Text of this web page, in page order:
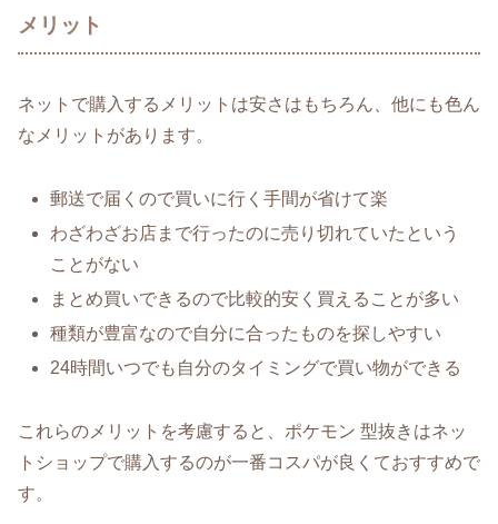
メリット
ネットで購入するメリットは安さはもちろん、他にも色ん
なメリットがあります。
郵送で届くので買いに行く手間が省けて楽
わざわざお店まで行ったのに売り切れていたという
ことがない
まとめ買いできるので比較的安く買えることが多い
種類が豊富なので自分に合ったものを探しやすい
24時間いつでも自分のタイミングで買い物ができる
これらのメリットを考慮すると、ポケモン 型抜きはネッ
トショップで購入するのが一番コスパが良くておすすめで
す。